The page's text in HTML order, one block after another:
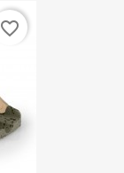
favorite_border